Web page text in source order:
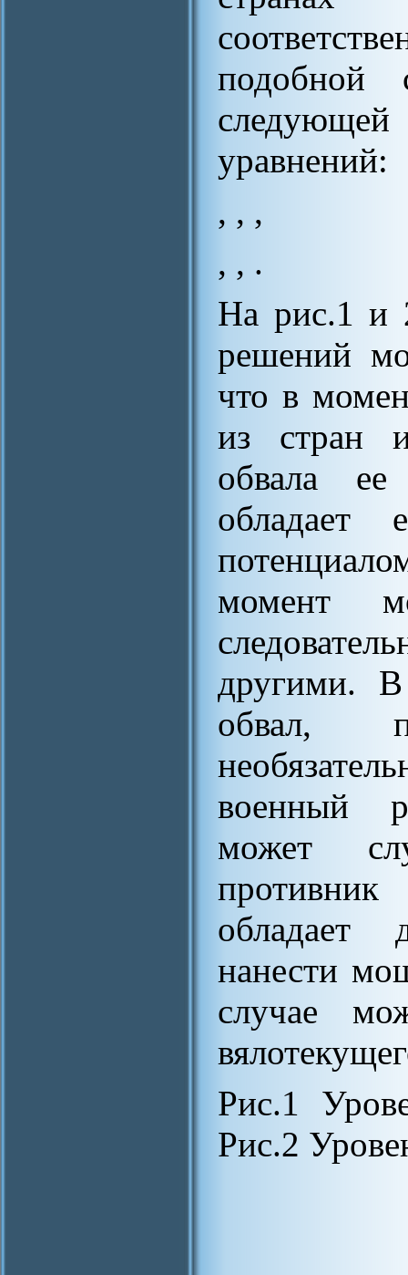
подобной
следующей
уравнений:
, , ,
, , .
На рис.1 и
решений
что в
из стран
обвала ее
обладает
момент
другими.
обвал,
военный
может
обладает
нанести
случае
Рис.1
Рис.2